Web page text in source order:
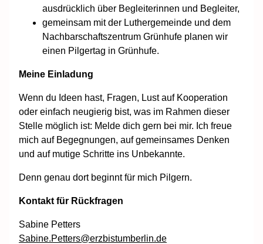
ausdrücklich über Begleiterinnen und Begleiter,
gemeinsam mit der Luthergemeinde und dem
Nachbarschaftszentrum Grünhufe planen wir
einen Pilgertag in Grünhufe.
Meine Einladung
Wenn du Ideen hast, Fragen, Lust auf Kooperation
oder einfach neugierig bist, was im Rahmen dieser
Stelle möglich ist: Melde dich gern bei mir. Ich freue
mich auf Begegnungen, auf gemeinsames Denken
und auf mutige Schritte ins Unbekannte.
Denn genau dort beginnt für mich Pilgern.
Kontakt für Rückfragen
Sabine Petters
Sabine.Petters@erzbistumberlin.de